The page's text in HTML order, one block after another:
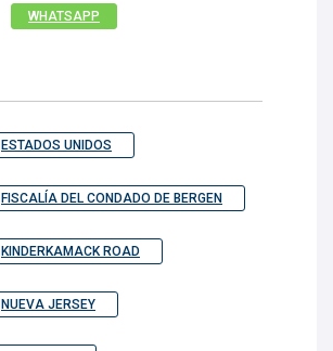
WHATSAPP
ESTADOS UNIDOS
FISCALÍA DEL CONDADO DE BERGEN
KINDERKAMACK ROAD
NUEVA JERSEY